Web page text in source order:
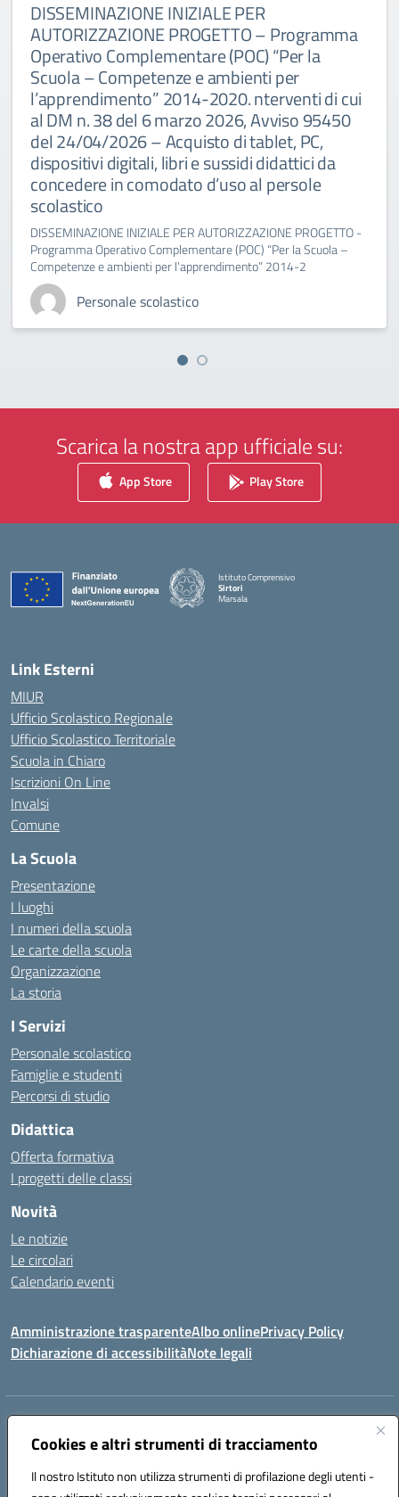
Cookies e altri strumenti di tracciamento
Il nostro Istituto non utilizza strumenti di profilazione degli utenti -
DISSEMINAZIONE INIZIALE PER
AUTORIZZAZIONE PROGETTO – Programma
Operativo Complementare (POC) “Per la
Scuola – Competenze e ambienti per
l’apprendimento” 2014-2020. nterventi di cui
al DM n. 38 del 6 marzo 2026, Avviso 95450
del 24/04/2026 – Acquisto di tablet, PC,
dispositivi digitali, libri e sussidi didattici da
concedere in comodato d’uso al persole
scolastico
DISSEMINAZIONE INIZIALE PER AUTORIZZAZIONE PROGETTO -
Programma Operativo Complementare (POC) “Per la Scuola –
Competenze e ambienti per l’apprendimento” 2014-2
Personale scolastico
Scarica la nostra app ufficiale su:
App Store Play Store
Istituto Comprensivo
Sirtori
Marsala
Link Esterni
MIUR
Ufficio Scolastico Regionale
Ufficio Scolastico Territoriale
Scuola in Chiaro
Iscrizioni On Line
Invalsi
Comune
La Scuola
Presentazione
I luoghi
I numeri della scuola
Le carte della scuola
Organizzazione
La storia
I Servizi
Personale scolastico
Famiglie e studenti
Percorsi di studio
Didattica
Offerta formativa
I progetti delle classi
Novità
Le notizie
Le circolari
Calendario eventi
Amministrazione trasparenteAlbo onlinePrivacy Policy
Dichiarazione di accessibilitàNote legali
Indirizzo:
Centralino:0923993485 Email:tpic84500v@istruzione.it
Codice fiscale: 91039050819